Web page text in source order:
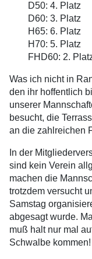
D50: 4. Platz
D60: 3. Platz
H65: 6. Platz
H70: 5. Platz
FHD60: 2.
Was ich nicht in
den ihr hoffentlich
unserer
besucht, die
an die zahlreichen
In der
sind kein Verein
machen die
trotzdem versucht
Samstag
abgesagt wurde.
muß halt nur mal
Schwalbe kommen!